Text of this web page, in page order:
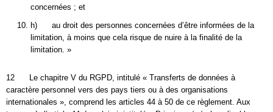
concernées ; et
h) au droit des personnes concernées d’être informées de la
limitation, à moins que cela risque de nuire à la finalité de la
limitation. »
12 Le chapitre V du RGPD, intitulé « Transferts de données à
caractère personnel vers des pays tiers ou à des organisations
internationales », comprend les articles 44 à 50 de ce règlement. Aux